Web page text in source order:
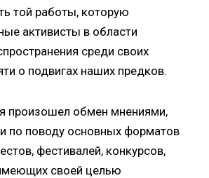
той работы, которую
активисты в области
среди своих
о подвигах наших предков.
произошел обмен мнениями,
по поводу основных форматов
фестивалей, конкурсов,
своей целью
ЗАЯВКУ